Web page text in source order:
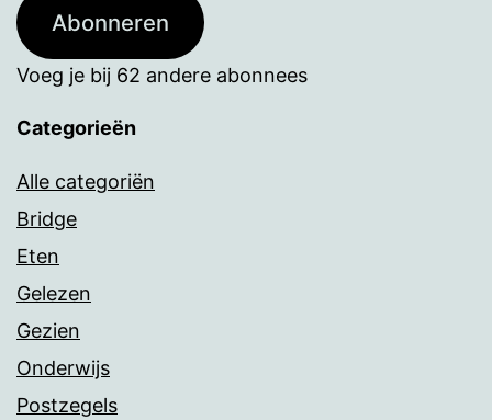
Abonneren
Voeg je bij 62 andere abonnees
Categorieën
Alle categoriën
Bridge
Eten
Gelezen
Gezien
Onderwijs
Postzegels